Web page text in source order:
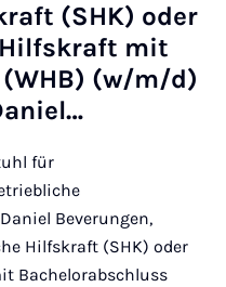
(SHK) oder
mit
(w/m/d)
für
Beverungen,
Hilfskraft (SHK) oder
Bachelorabschluss